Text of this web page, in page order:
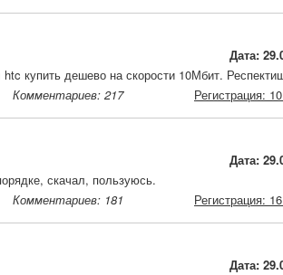
Дата:
htc купить дешево на скорости 10Мбит.
Комментариев: 217 Регистрация:
Дата:
скачал, пользуюсь.
Комментариев: 181 Регистрация:
Дата: